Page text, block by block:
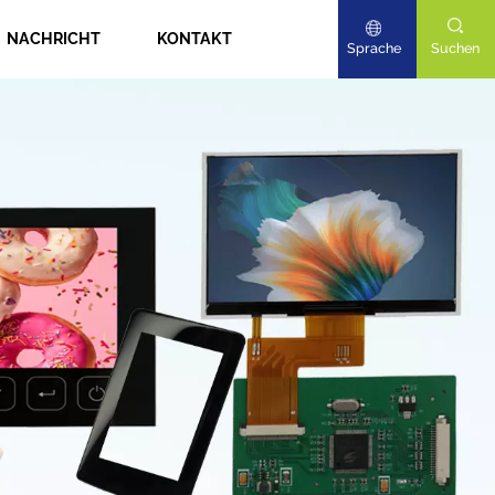
NACHRICHT KONTAKT Suchen
Sprache
English
Deutsch
日本語